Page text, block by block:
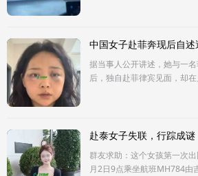
中国女子赴菲奔现后自
据当事人公开讲述，她与一
后，独自赴菲律宾见面，却
赴泰女子失联，行踪成谜
群友求助：这个女孩第一次
月2日9点乘坐航班MH784由